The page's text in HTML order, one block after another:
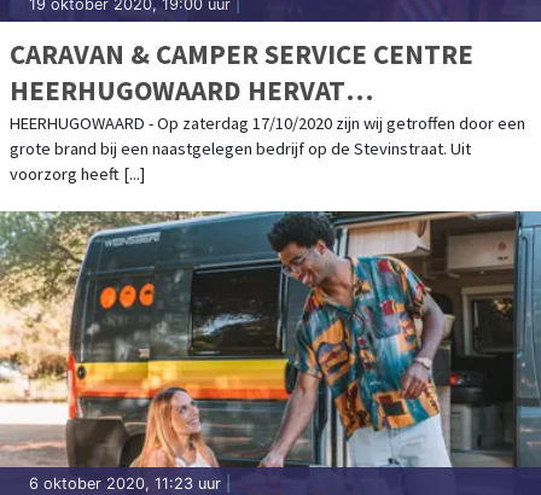
19 oktober 2020, 19:00 uur
CARAVAN & CAMPER SERVICE CENTRE
HEERHUGOWAARD HERVAT
WERKZAAMHEDEN NA BRAND
HEERHUGOWAARD - Op zaterdag 17/10/2020 zijn wij getroffen door een
grote brand bij een naastgelegen bedrijf op de Stevinstraat. Uit
voorzorg heeft [...]
6 oktober 2020, 11:23 uur